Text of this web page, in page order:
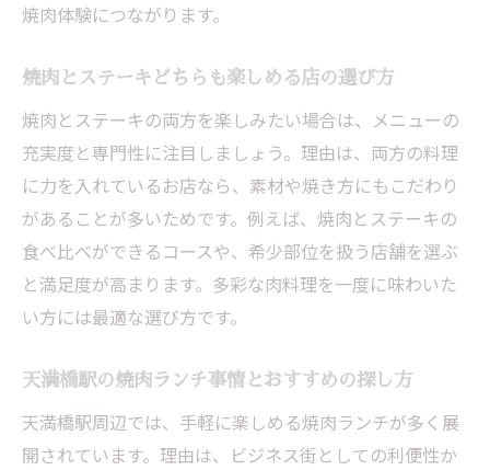
焼肉体験につながります。
焼肉とステーキどちらも楽しめる店の選び方
焼肉とステーキの両方を楽しみたい場合は、メニューの
充実度と専門性に注目しましょう。理由は、両方の料理
に力を入れているお店なら、素材や焼き方にもこだわり
があることが多いためです。例えば、焼肉とステーキの
食べ比べができるコースや、希少部位を扱う店舗を選ぶ
と満足度が高まります。多彩な肉料理を一度に味わいた
い方には最適な選び方です。
天満橋駅の焼肉ランチ事情とおすすめの探し方
天満橋駅周辺では、手軽に楽しめる焼肉ランチが多く展
開されています。理由は、ビジネス街としての利便性か